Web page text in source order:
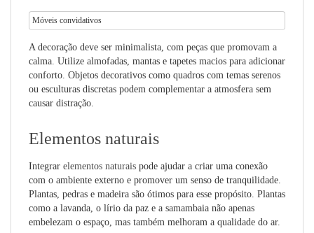
Móveis convidativos
A decoração deve ser minimalista, com peças que promovam a
calma. Utilize almofadas, mantas e tapetes macios para adicionar
conforto. Objetos decorativos como quadros com temas serenos
ou esculturas discretas podem complementar a atmosfera sem
causar distração.
Elementos naturais
Integrar elementos naturais pode ajudar a criar uma conexão
com o ambiente externo e promover um senso de tranquilidade.
Plantas, pedras e madeira são ótimos para esse propósito. Plantas
como a lavanda, o lírio da paz e a samambaia não apenas
embelezam o espaço, mas também melhoram a qualidade do ar.